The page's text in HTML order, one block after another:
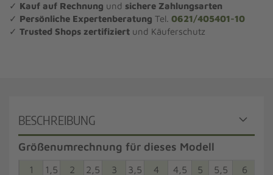
✓ Kauf auf Rechnung und sichere Zahlungsarten
✓ Persönliche Expertenberatung Tel. 0621/405401-10
✓ Trusted Shops zertifiziert und Käuferschutz
BESCHREIBUNG
Größenumrechnung für dieses Modell
1 1,5 2 2,5 3 3,5 4 4,5 5 5,5 6